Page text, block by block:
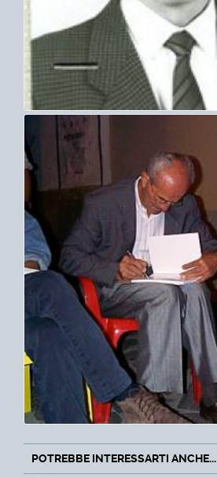
POTREBBE INTERESSARTI ANCHE...